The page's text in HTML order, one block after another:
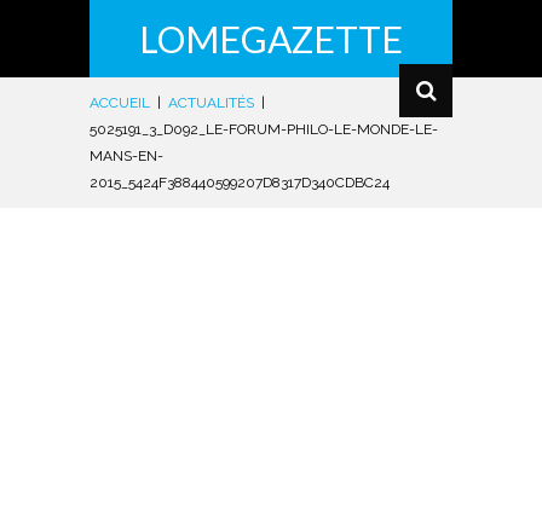
LOMEGAZETTE
ACCUEIL ACTUALITÉS
5025191_3_D092_LE-FORUM-PHILO-LE-MONDE-LE-
MANS-EN-
2015_5424F388440599207D8317D340CDBC24